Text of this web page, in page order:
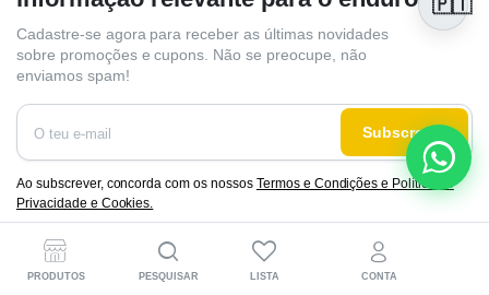
Cadastre-se agora para receber as últimas novidades
sobre promoções e cupons. Não se preocupe, não
enviamos spam!
Subscrever
Ao subscrever, concorda com os nossos Termos e Condições e Política de
Privacidade e Cookies.
PRODUTOS PESQUISAR LISTA CONTA
🇵🇹